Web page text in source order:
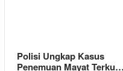
Polisi Ungkap Kasus
Penemuan Mayat Terku…